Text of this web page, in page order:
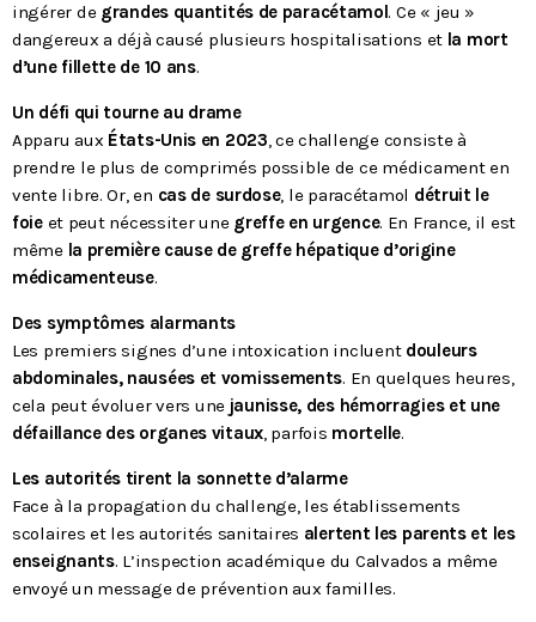
ingérer de grandes quantités de paracétamol. Ce « jeu »
dangereux a déjà causé plusieurs hospitalisations et la mort
d’une fillette de 10 ans.
Un défi qui tourne au drame
Apparu aux États-Unis en 2023, ce challenge consiste à
prendre le plus de comprimés possible de ce médicament en
vente libre. Or, en cas de surdose, le paracétamol détruit le
foieet peut nécessiter une greffe en urgence. En France, il est
même la première cause de greffe hépatique d’origine
médicamenteuse.
Des symptômes alarmants
Les premiers signes d’une intoxication incluent douleurs
abdominales, nausées et vomissements. En quelques heures,
cela peut évoluer vers une jaunisse, des hémorragies et une
défaillance des organes vitaux, parfois mortelle.
Les autorités tirent la sonnette d’alarme
Face à la propagation du challenge, les établissements
scolaires et les autorités sanitaires alertent les parents et les
enseignants. L’inspection académique du Calvados a même
envoyé un message de prévention aux familles.